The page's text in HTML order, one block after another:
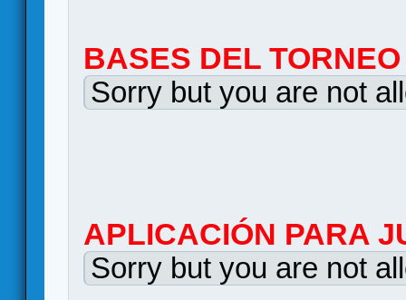
BASES DEL TORNEO
Sorry but you are not
APLICACIÓN PARA
Sorry but you are not